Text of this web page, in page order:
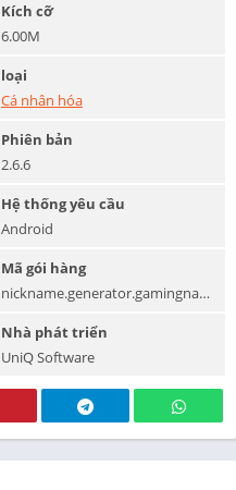
Kích cỡ
6.00M
loại
Cá nhân hóa
Phiên bản
2.6.6
Hệ thống yêu cầu
Android
Mã gói hàng
nickname.generator.gamingname
Nhà phát triển
UniQ Software